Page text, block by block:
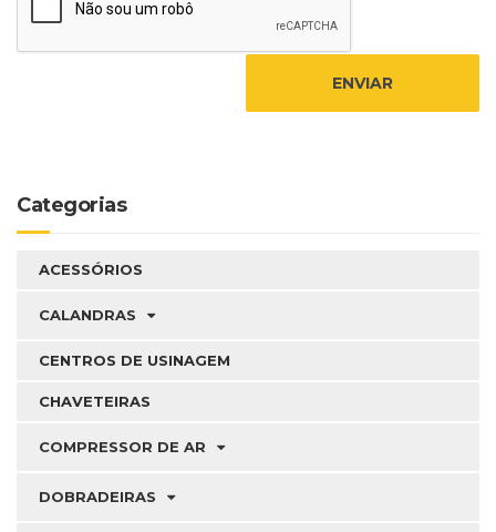
Categorias
ACESSÓRIOS
CALANDRAS
CENTROS DE USINAGEM
CHAVETEIRAS
COMPRESSOR DE AR
DOBRADEIRAS